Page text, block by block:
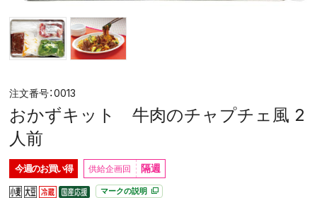
0013
おかずキット 牛肉のチャプチェ風 2
人前
今週のお買い得 隔週
マークの説明